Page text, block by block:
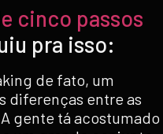
cinco passos
pra isso:
de fato, um
diferenças entre as
gente tá acostumado